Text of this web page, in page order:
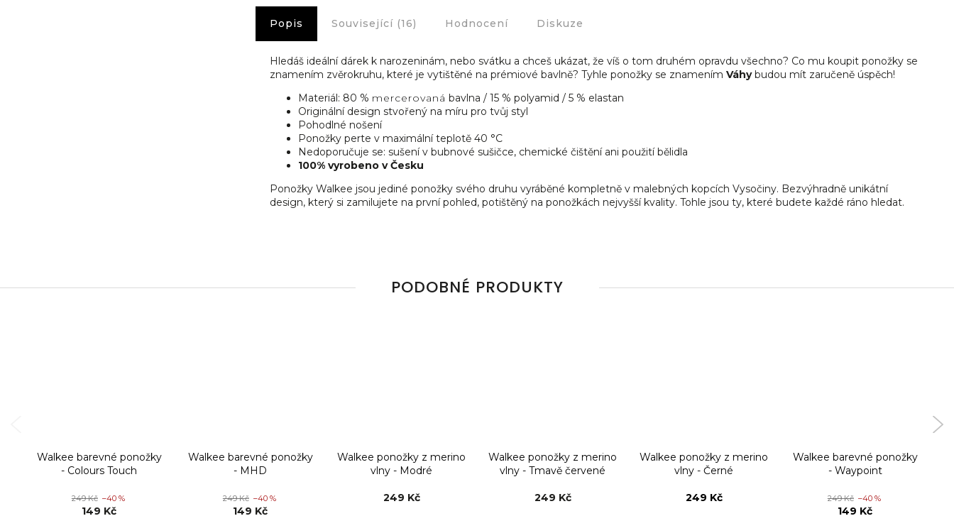
Popis Související (16) Hodnocení Diskuze
Hledáš ideální dárek k narozeninám, nebo svátku a chceš ukázat, že víš o tom druhém opravdu všechno? Co mu koupit ponožky se
znamením zvěrokruhu, které je vytištěné na prémiové bavlně? Tyhle ponožky se znamením Váhybudou mít zaručeně úspěch!
Materiál: 80 % mercerovaná bavlna / 15 % polyamid / 5 % elastan
Originální design stvořený na míru pro tvůj styl
Pohodlné nošení
Ponožky perte v maximální teplotě 40 °C
Nedoporučuje se: sušení v bubnové sušičce, chemické čištění ani použití bělidla
100% vyrobeno v Česku
Ponožky Walkee jsou jediné ponožky svého druhu vyráběné kompletně v malebných kopcích Vysočiny. Bezvýhradně unikátní
design, který si zamilujete na první pohled, potištěný na ponožkách nejvyšší kvality. Tohle jsou ty, které budete každé ráno hledat.
PODOBNÉ PRODUKTY
Walkee barevné ponožky
- Colours Touch
249 Kč –40 %
149 Kč
Walkee barevné ponožky
- MHD
249 Kč –40 %
149 Kč
Walkee ponožky z merino
vlny - Modré
249 Kč
Walkee ponožky z merino
vlny - Tmavě červené
249 Kč
Walkee ponožky z merino
vlny - Černé
249 Kč
Walkee barevné ponožky
- Waypoint
249 Kč –40 %
149 Kč